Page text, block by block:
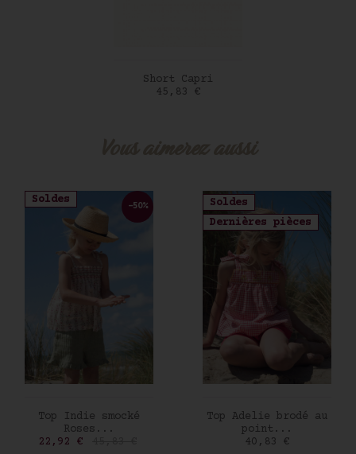
AJOUTER AU PANIER
Short Capri
Prix
45,83 €
Soldes
AJOUTER AU PANIER
Top Indie smocké
Roses...
Prix
22,92 €
-50%
Soldes
Dernières pièces
AJOUTER AU PANIER
Top Adelie brodé au
point...
Prix
40,83 €